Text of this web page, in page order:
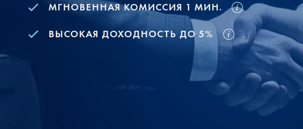
МГНОВЕННАЯ КОМИССИЯ 1 МИН.
ВЫСОКАЯ ДОХОДНОСТЬ ДО 5%